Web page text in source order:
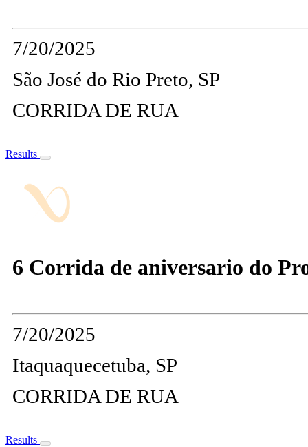
7/20/2025
São José do Rio Preto, SP
CORRIDA DE RUA
Results
6 Corrida de aniversario do
7/20/2025
Itaquaquecetuba, SP
CORRIDA DE RUA
Results